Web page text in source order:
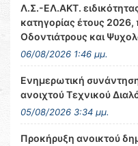
Λ.Σ.-ΕΛ.ΑΚΤ.
κατηγορίας έτους
Οδοντιάτρους και
06/08/2026 1:46 μμ.
Ενημερωτική συνάντηση
ανοιχτού Τεχνικού
05/08/2026 3:34 μμ.
Προκήρυξη ανοικτού